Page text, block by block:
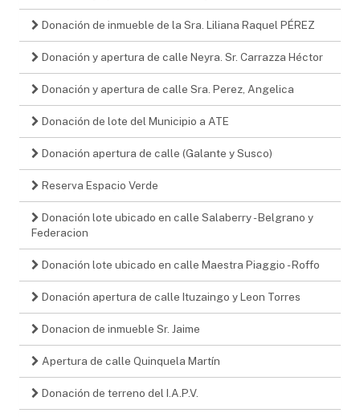
Donación de inmueble de la Sra. Liliana Raquel PÉREZ
Donación y apertura de calle Neyra. Sr. Carrazza Héctor
Donación y apertura de calle Sra. Perez, Angelica
Donación de lote del Municipio a ATE
Donación apertura de calle (Galante y Susco)
Reserva Espacio Verde
Donación lote ubicado en calle Salaberry - Belgrano y
Federacion
Donación lote ubicado en calle Maestra Piaggio - Roffo
Donación apertura de calle Ituzaingo y Leon Torres
Donacion de inmueble Sr. Jaime
Apertura de calle Quinquela Martín
Donación de terreno del I.A.P.V.